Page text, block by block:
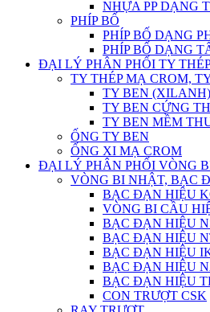
NHỰA PP DẠNG
PHÍP BỐ
PHÍP BỐ DẠNG
PHÍP BỐ DẠNG
ĐẠI LÝ PHÂN PHỐI TY
TY THÉP MẠ CROM,
TY BEN
TY BEN CỨNG
TY BEN MỀM
ỐNG TY BEN
ỐNG XI MẠ CROM
ĐẠI LÝ PHÂN PHỐI VÒNG
VÒNG BI NHẬT, BẠC
BẠC ĐẠN HIỆU
VÒNG BI CẦU
BẠC ĐẠN HIỆU
BẠC ĐẠN HIỆU
BẠC ĐẠN HIỆU
BẠC ĐẠN HIỆU
BẠC ĐẠN HIỆU
CON TRƯỢT CSK